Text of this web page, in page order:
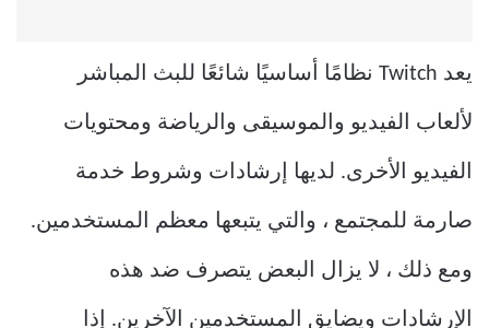
يعد Twitch نظامًا أساسيًا شائعًا للبث المباشر
لألعاب الفيديو والموسيقى والرياضة ومحتويات
الفيديو الأخرى. لديها إرشادات وشروط خدمة
صارمة للمجتمع ، والتي يتبعها معظم المستخدمين.
ومع ذلك ، لا يزال البعض يتصرف ضد هذه
الإرشادات ويضايق المستخدمين الآخرين. إذا